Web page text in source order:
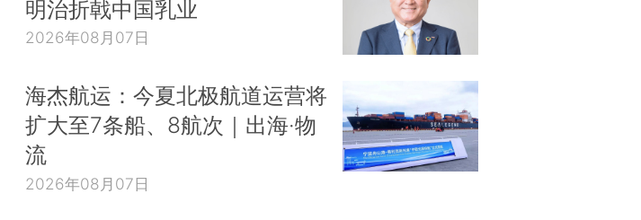
明治折戟中国乳业
2026年08月07日
海杰航运：今夏北极航道运营将
扩大至7条船、8航次｜出海·物
流
2026年08月07日